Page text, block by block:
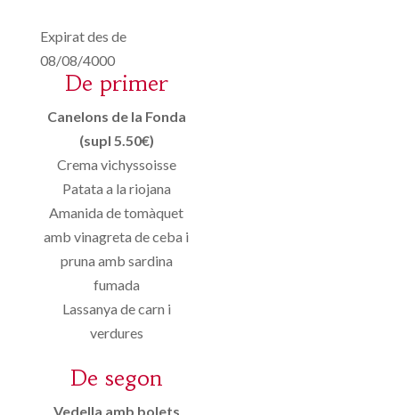
Expirat des de
08/08/4000
De primer
Canelons de la Fonda
(supl 5.50€)
Crema vichyssoisse
Patata a la riojana
Amanida de tomàquet
amb vinagreta de ceba i
pruna amb sardina
fumada
Lassanya de carn i
verdures
De segon
Vedella amb bolets